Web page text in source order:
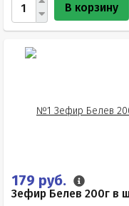
В корзину
179 руб.
Зефир Белев 200г